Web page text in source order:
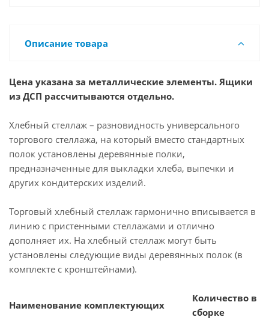
Описание товара
Цена указана за металлические элементы. Ящики
из ДСП рассчитываются отдельно.
Хлебный стеллаж – разновидность универсального
торгового стеллажа, на который вместо стандартных
полок установлены деревянные полки,
предназначенные для выкладки хлеба, выпечки и
других кондитерских изделий.
Торговый хлебный стеллаж гармонично вписывается в
линию с пристенными стеллажами и отлично
дополняет их. На хлебный стеллаж могут быть
установлены следующие виды деревянных полок (в
комплекте с кронштейнами).
Наименование комплектующих
Количество в
сборке